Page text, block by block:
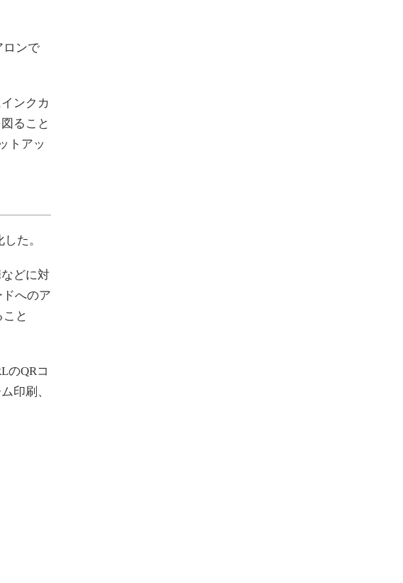
ロンで
ンクカ
ること
トアッ
た。
どに対
へのア
と
のQRコ
印刷、